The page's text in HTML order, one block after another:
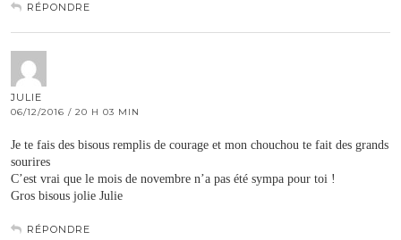
RÉPONDRE
JULIE
06/12/2016 / 20 H 03 MIN
Je te fais des bisous remplis de courage et mon chouchou te fait des grands
sourires
C’est vrai que le mois de novembre n’a pas été sympa pour toi !
Gros bisous jolie Julie
RÉPONDRE